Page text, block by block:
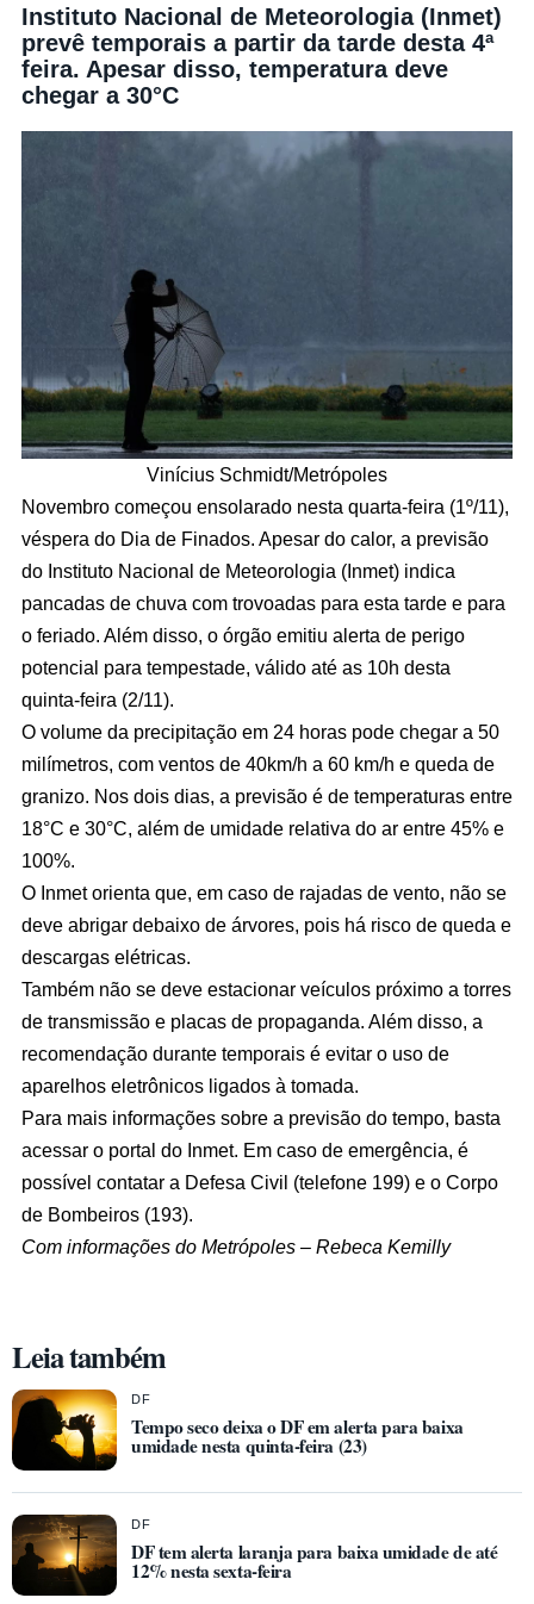
Instituto Nacional de Meteorologia (Inmet)
prevê temporais a partir da tarde desta 4ª
feira. Apesar disso, temperatura deve
chegar a 30°C
Vinícius Schmidt/Metrópoles
Novembro começou ensolarado nesta quarta-feira (1º/11),
véspera do Dia de Finados. Apesar do calor, a previsão
do Instituto Nacional de Meteorologia (Inmet) indica
pancadas de chuva com trovoadas para esta tarde e para
o feriado. Além disso, o órgão emitiu alerta de perigo
potencial para tempestade, válido até as 10h desta
quinta-feira (2/11).
O volume da precipitação em 24 horas pode chegar a 50
milímetros, com ventos de 40km/h a 60 km/h e queda de
granizo. Nos dois dias, a previsão é de temperaturas entre
18°C e 30°C, além de umidade relativa do ar entre 45% e
100%.
O Inmet orienta que, em caso de rajadas de vento, não se
deve abrigar debaixo de árvores, pois há risco de queda e
descargas elétricas.
Também não se deve estacionar veículos próximo a torres
de transmissão e placas de propaganda. Além disso, a
recomendação durante temporais é evitar o uso de
aparelhos eletrônicos ligados à tomada.
Para mais informações sobre a previsão do tempo, basta
acessar o portal do Inmet. Em caso de emergência, é
possível contatar a Defesa Civil (telefone 199) e o Corpo
de Bombeiros (193).
Com informações do Metrópoles – Rebeca Kemilly
Leia também
DF
Tempo seco deixa o DF em alerta para baixa
umidade nesta quinta-feira (23)
DF
DF tem alerta laranja para baixa umidade de até
12% nesta sexta-feira